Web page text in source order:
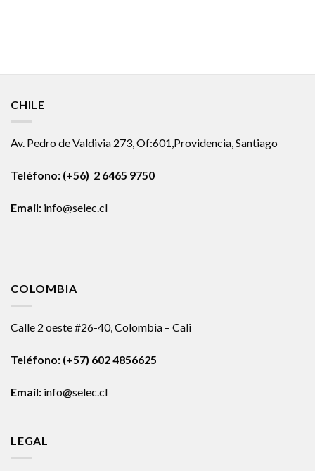
CHILE
Av. Pedro de Valdivia 273, Of:601,Providencia, Santiago
Teléfono: (+56) 2 6465 9750
Email: info@selec.cl
COLOMBIA
Calle 2 oeste #26-40, Colombia – Cali
Teléfono: (+57) 602 4856625
Email: info@selec.cl
LEGAL